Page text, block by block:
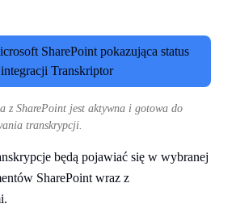
z SharePoint jest aktywna i gotowa do
transkrypcji.
będą pojawiać się w wybranej
SharePoint wraz z